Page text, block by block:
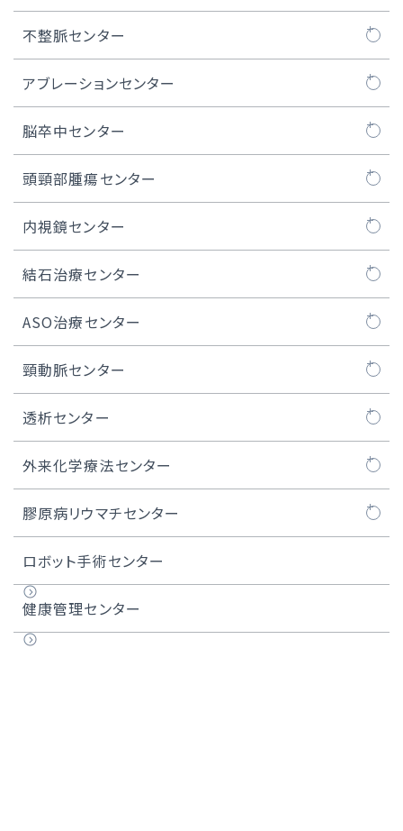
TAVI治療
マイトラクリップ/PASCAL治療
WATCHMAN™治療
経皮的卵円孔閉鎖術
iASD（医原性心房中隔欠損）閉鎖術
医師紹介
ロボット心臓手術
MICS弁膜症手術
MICS冠状動脈バイパス術
内視鏡下心房細動手術（ウルフ-オオツカ法）
MICS、ロボット手術における人工心肺装置
低侵襲心臓手術センター長のご紹介
症例実績
大動脈センターについて
人工血管置換術
ステントグラフト治療
胸部大動脈瘤の治療
腹部大動脈瘤の治療
不整脈センター
不整脈センターについて
不整脈とは
ペースメーカー治療
ICD / CRT-D治療
S-ICD治療
デバイス植込み後の管理
リード抜去について
実績
アブレーションセンター
カテーテルアブレーション
脳卒中センター
脳卒中ケアユニット
頭頸部腫瘍センター
頭頸部腫瘍センターについて
頭頸部良性腫瘍
口腔がん
咽頭がん
喉頭がん
上顎洞がん
唾液腺がん
甲状腺がん
頭頸部アルミノックス治療
内視鏡センター
内視鏡センターについて
内視鏡治療
医師紹介
内視鏡センター長のご紹介
結石治療センター
結石治療センターについて
ASO治療センター
ASO治療センターについて
閉塞性動脈硬化症
ASOの治療例
難易度の高い治療例
頸動脈センター
頸動脈センターについて
頸動脈ステント留置術
難易度の高いCAS・頸動脈ステント留置術
医師紹介
透析センター
透析センターについて
外来化学療法センター
外来化学療法センターについて
化学療法レジメン一覧
膠原病リウマチセンター
膠原病リウマチセンターについて
膠原病リウマチセンター長のご紹介
ロボット手術センター
健康管理センター